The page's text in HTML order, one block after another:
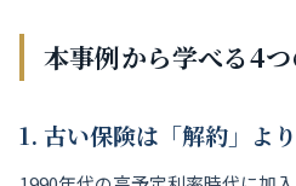
本事例から学べる4
1. 古い保険は「解約」よ